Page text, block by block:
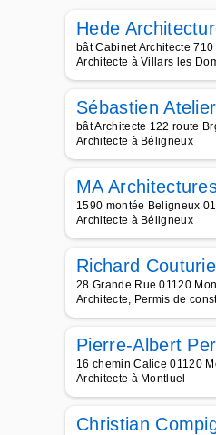
Hede
bât Cabinet Architecte
Architecte à Villars les
Sébastien
bât Architecte 122 route
Architecte à Béligneux
MA
1590 montée Beligneux
Architecte à Béligneux
Richard
28 Grande Rue 01120
Architecte, Permis de
Pierre-Albert
16 chemin Calice 01120
Architecte à Montluel
Christian